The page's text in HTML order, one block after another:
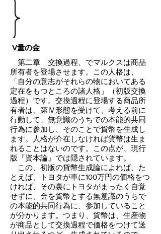
V量の金
第二章 交換過程、でマルクスは商品
所有者を登場させます。この人格は、
「自分の意志がそれらの物においてある
定在をもつところの諸人格」（初版交換
過程）です。交換過程に登場する商品所
有者は、第Ⅳ形態を受けて、考える前に
行動して、無意識のうちでの本能的共同
行為に参加し、そのことで貨幣を生成し
ます。人格が介在しなければ貨幣は生ま
れることはないのです。この点が、現行
版『資本論』では隠されています。
この、初版の貨幣生成論によれば、た
とえば、トヨタが車に100万円の価格をつ
ければ、その裏にトヨタがまったく自覚
せずに、金を貨幣とする無意識のうちで
の本能的共同行為に、参加していること
が分かります。つまり、貨幣は、生産物
が商品として交換過程で価格をつけて送